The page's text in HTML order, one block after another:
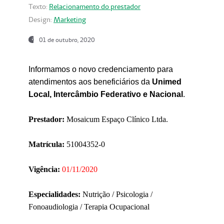
Texto: Relacionamento do prestador
Design: Marketing
01 de outubro, 2020
Informamos o novo credenciamento para
atendimentos aos beneficiários da Unimed
Local, Intercâmbio Federativo e Nacional .
Prestador: Mosaicum Espaço Clínico Ltda.
Matrícula: 51004352-0
Vigência: 01/11/2020
Especialidades: Nutrição / Psicologia /
Fonoaudiologia / Terapia Ocupacional